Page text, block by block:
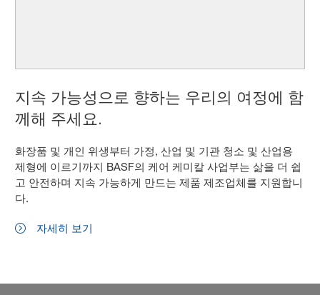
지속 가능성으로 향하는 우리의 여정에 함
께해 주세요.
화장품 및 개인 위생부터 가정, 산업 및 기관 청소 및 산업용
제형에 이르기까지 BASF의 케어 케미칼 사업부는 삶을 더 쉽
고 안전하며 지속 가능하게 만드는 제품 제조업체를 지원합니
다.
자세히 보기